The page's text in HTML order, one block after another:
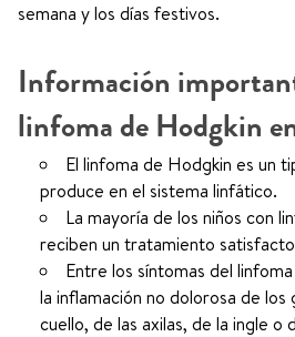
semana y los días festivos.
Información
linfoma de Hodgkin
El linfoma de Hodgkin es un
produce en el sistema linfático.
La mayoría de los niños con
reciben un tratamiento
Entre los síntomas del
la inflamación no dolorosa de los
cuello, de las axilas, de la ingle o